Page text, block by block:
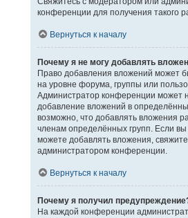
конференции для получения такого
Вернуться к началу
Почему я не могу добавлять
Право добавления вложений может
на уровне форума, группы или
Администратор конференции может
добавление вложений в
возможно, что добавлять вложения
членам определённых групп. Если
можете добавлять вложения,
администратором конференции.
Вернуться к началу
Почему я получил
На каждой конференции